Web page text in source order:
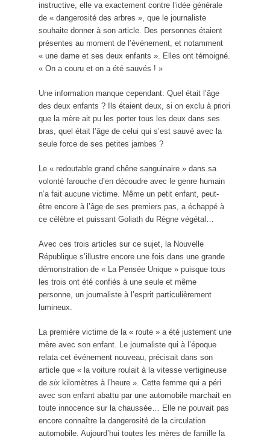
instructive, elle va exactement contre l’idée générale
de « dangerosité des arbres », que le journaliste
souhaite donner à son article. Des personnes étaient
présentes au moment de l’événement, et notamment
« une dame et ses deux enfants ». Elles ont témoigné.
« On a couru et on a été sauvés ! »
Une information manque cependant. Quel était l’âge
des deux enfants ? Ils étaient deux, si on exclu à priori
que la mère ait pu les porter tous les deux dans ses
bras, quel était l’âge de celui qui s’est sauvé avec la
seule force de ses petites jambes ?
Le « redoutable grand chêne sanguinaire » dans sa
volonté farouche d’en découdre avec le genre humain
n’a fait aucune victime. Même un petit enfant, peut-
être encore à l’âge de ses premiers pas, a échappé à
ce célèbre et puissant Goliath du Règne végétal…
Avec ces trois articles sur ce sujet, la Nouvelle
République s’illustre encore une fois dans une grande
démonstration de « La Pensée Unique » puisque tous
les trois ont été confiés à une seule et même
personne, un journaliste à l’esprit particulièrement
lumineux.
La première victime de la « route » a été justement une
mère avec son enfant. Le journaliste qui à l’époque
relata cet événement nouveau, précisait dans son
article que « la voiture roulait à la vitesse vertigineuse
de six kilomètres à l’heure ». Cette femme qui a péri
avec son enfant abattu par une automobile marchait en
toute innocence sur la chaussée… Elle ne pouvait pas
encore connaître la dangerosité de la circulation
automobile. Aujourd’hui toutes les mères de famille la